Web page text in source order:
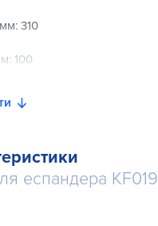
310
100
еспандера KF019